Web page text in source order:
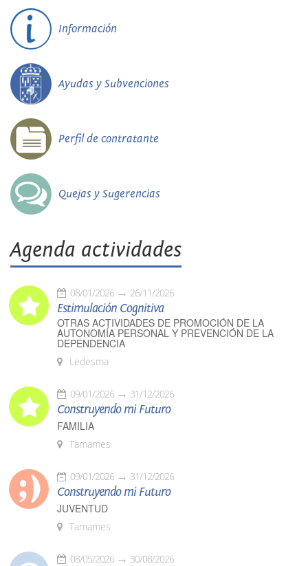
Información
Ayudas y Subvenciones
Perfil de contratante
Quejas y Sugerencias
Agenda actividades
08/01/2026 26/11/2026
Estimulación Cognitiva
OTRAS ACTIVIDADES DE PROMOCIÓN DE LA
AUTONOMÍA PERSONAL Y PREVENCIÓN DE LA
DEPENDENCIA
Ledesma
09/01/2026 31/12/2026
Construyendo mi Futuro
FAMILIA
Tamames
09/01/2026 31/12/2026
Construyendo mi Futuro
JUVENTUD
Tamames
08/05/2026 30/08/2026